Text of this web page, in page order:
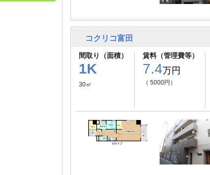
コクリコ富田
間取り（面積）
1K
30㎡
賃料（管理費等）
7.4万円
（ 5000円）